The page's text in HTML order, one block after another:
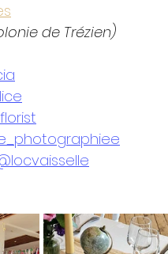
de Trézien)